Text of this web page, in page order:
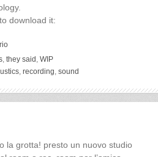
download it:
,they said ,WIP
recording sound
la grotta! presto un nuovo studio